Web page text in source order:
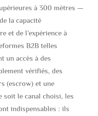
à 300 mètres —
la capacité
et de l’expérience à
B2B telles
un accès à des
vérifiés, des
(escrow) et une
soit le canal choisi, les
indispensables : ils